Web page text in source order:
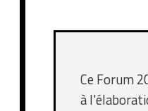
Ce Forum
à